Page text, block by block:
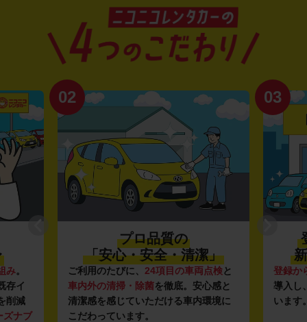
み。
存イ
削減
ズナブ
02
プロ品質の
「安心・安全・清潔」
ご利用のたびに、 24項目の車両点検と
車内外の清掃・除菌を徹底。安心感と
清潔感を感じていただける車内環境に
こだわっています。
03
登録か
導入し
います